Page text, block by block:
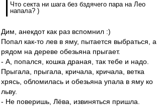
Что секта ни шага без бздячего пара на Лео
напала? )
Дим, анекдот как раз вспомнил :)
Попал как-то лев в яму, пытается выбраться, а
рядом на дереве обезьяна прыгает.
- А, попался, кошка драная, так тебе и надо.
Прыгала, прыгала, кричала, кричала, ветка
хрясь, обломилась и обезьяна упала в яму ко
льву.
- Не поверишь, Лёва, извиняться пришла.